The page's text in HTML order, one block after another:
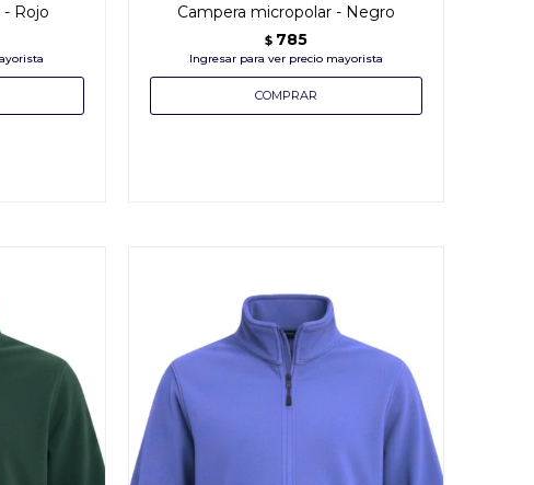
Rojo Campera micropolar - Negro
$ 785